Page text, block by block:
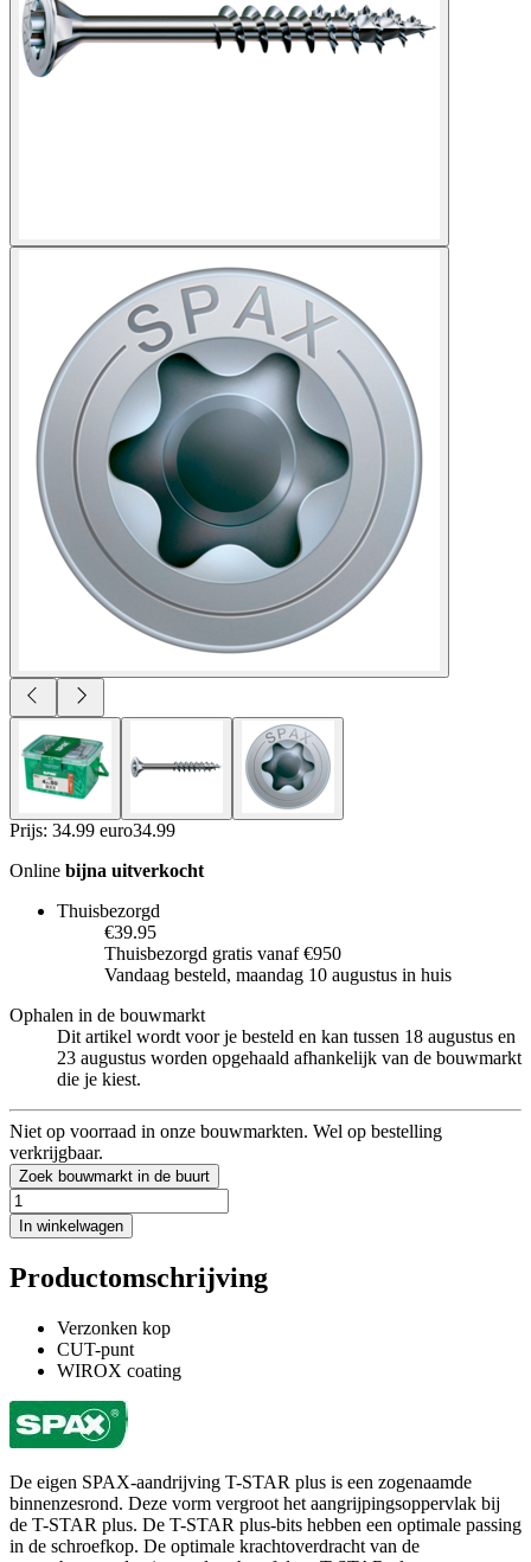
Prijs: 34.99 euro34.99
Online bijna uitverkocht
Thuisbezorgd
€39.95
Thuisbezorgd gratis vanaf €950
Vandaag besteld, maandag 10 augustus in huis
Ophalen in de bouwmarkt
Dit artikel wordt voor je besteld en kan tussen 18 augustus en
23 augustus worden opgehaald afhankelijk van de bouwmarkt
die je kiest.
Niet op voorraad in onze bouwmarkten. Wel op bestelling
verkrijgbaar.
Zoek bouwmarkt in de buurt
In winkelwagen
Productomschrijving
Verzonken kop
CUT-punt
WIROX coating
De eigen SPAX-aandrijving T-STAR plus is een zogenaamde
binnenzesrond. Deze vorm vergroot het aangrijpingsoppervlak bij
de T-STAR plus. De T-STAR plus-bits hebben een optimale passing
in de schroefkop. De optimale krachtoverdracht van de